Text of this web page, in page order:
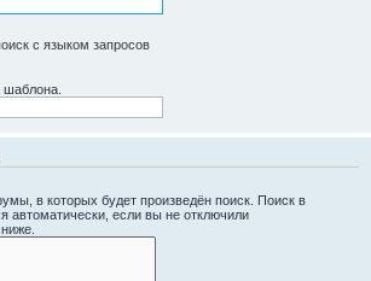
с языком запросов
шаблона.
в которых будет произведён поиск. Поиск в
автоматически, если вы не отключили